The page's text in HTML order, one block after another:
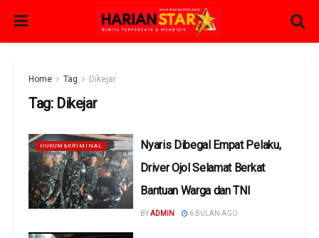
Home Tag Dikejar
Tag: Dikejar
HUKUM&KRIMINAL
Nyaris Dibegal Empat Pelaku,
Driver Ojol Selamat Berkat
Bantuan Warga dan TNI
BYADMIN 6 BULAN AGO